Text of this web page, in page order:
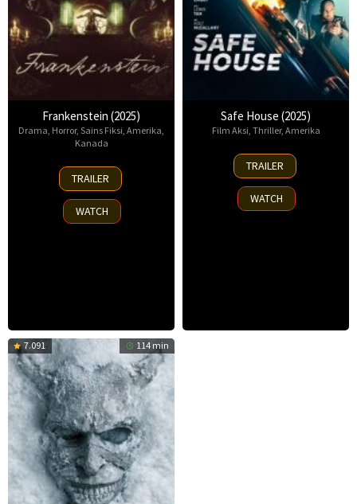
Frankenstein (2025)
Drama, Horror, Sains Fiksi, Amerika,
Kanada
17
Oct
2025
TRAILER
WATCH
Safe House (2025)
Film Aksi, Thriller, Amerika
30
Oct
2025
TRAILER
WATCH
7.091 114 min